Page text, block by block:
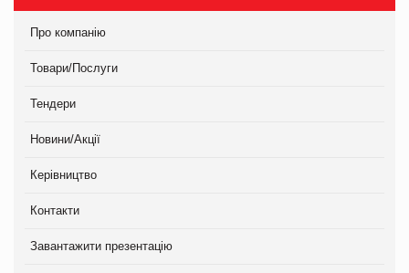
Про компанію
Товари/Послуги
Тендери
Новини/Акції
Керівництво
Контакти
Завантажити презентацію